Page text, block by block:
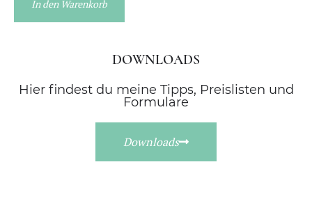
In den Warenkorb
DOWNLOADS
Hier findest du meine Tipps, Preislisten und
Formulare
Downloads